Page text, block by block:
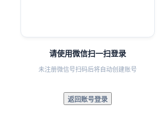
请使用微信扫一扫登录
未注册微信号扫码后将自动创建账号
返回账号登录